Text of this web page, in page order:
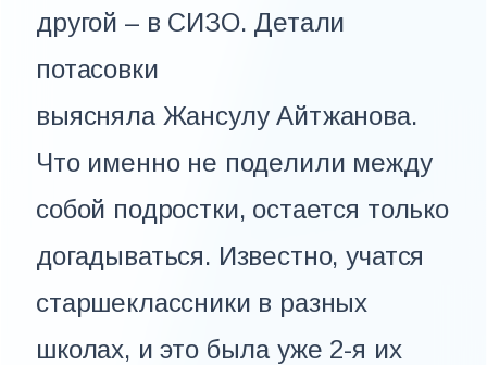
другой – в СИЗО. Детали
потасовки
выясняла Жансулу Айтжанова.
Что именно не поделили между
собой подростки, остается только
догадываться. Известно, учатся
старшеклассники в разных
школах, и это была уже 2-я их